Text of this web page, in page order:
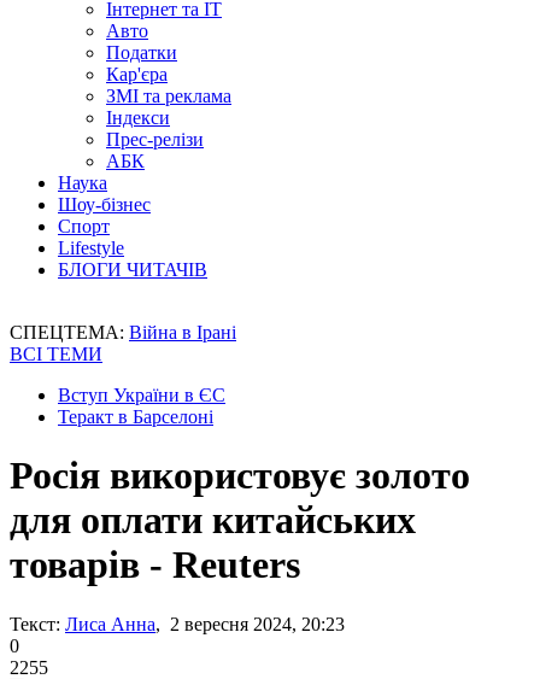
Інтернет та IT
Авто
Податки
Кар'єра
ЗМІ та реклама
Індекси
Прес-релізи
АБК
Наука
Шоу-бізнес
Спорт
Lifestyle
БЛОГИ ЧИТАЧІВ
СПЕЦТЕМА: Війна в Ірані
ВСІ ТЕМИ
Вступ України в ЄС
Теракт в Барселоні
Росія використовує золото
для оплати китайських
товарів - Reuters
Текст: Лиса Анна, 2 вересня 2024, 20:23
0
2255